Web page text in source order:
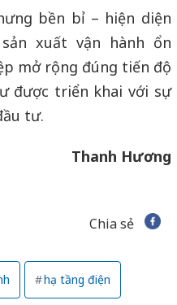
bền bỉ – hiện diện
xuất vận hành ổn
mở rộng đúng tiến độ
được triển khai với sự
tư.
Thanh Hương
Chia sẻ
hạ tầng điện